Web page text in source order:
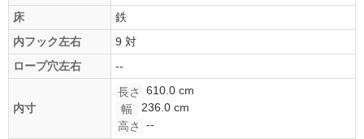
床
鉄
内フック左右
9 対
ロープ穴左右
--
内寸
長さ
610.0 cm
幅
236.0 cm
高さ
--